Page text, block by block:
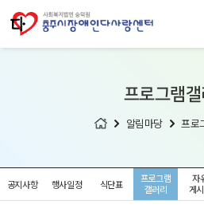
프로그램갤
알림마당 프로
공지사항 행사일정 식단표
프로그램
갤러리
자
게